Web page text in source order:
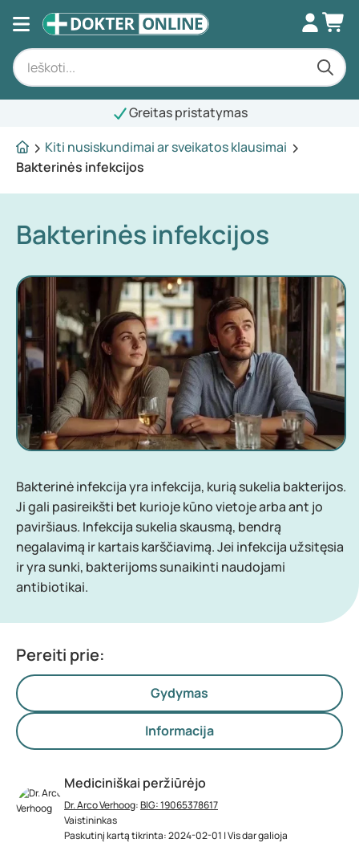
Greitas pristatymas
Kiti nusiskundimai ar sveikatos klausimai
Bakterinės infekcijos
Bakterinės infekcijos
Bakterinė infekcija yra infekcija, kurią sukelia bakterijos.
Ji gali pasireikšti bet kurioje kūno vietoje arba ant jo
paviršiaus. Infekcija sukelia skausmą, bendrą
negalavimą ir kartais karščiavimą. Jei infekcija užsitęsia
ir yra sunki, bakterijoms sunaikinti naudojami
antibiotikai.
Pereiti prie:
Gydymas
Informacija
Mediciniškai peržiūrėjo
Dr. Arco Verhoog:BIG: 19065378617
Vaistininkas
Paskutinį kartą tikrinta: 2024-02-01 | Vis dar galioja